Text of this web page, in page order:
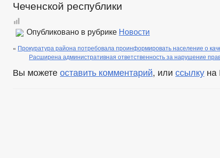
Чеченской республики
Опубликовано в рубрике Новости
« Прокуратура района потребовала проинформировать население о
Расширена административная ответственность за нарушение
Вы можете оставить комментарий, или ссылку на